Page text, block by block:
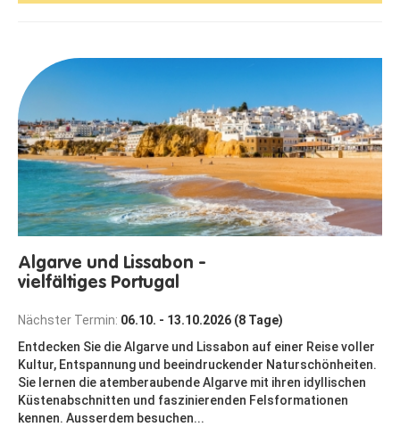
Algarve und Lissabon -
vielfältiges Portugal
Nächster Termin: 06.10. - 13.10.2026 (8 Tage)
Entdecken Sie die Algarve und Lissabon auf einer Reise voller
Kultur, Entspannung und beeindruckender Naturschönheiten.
Sie lernen die atemberaubende Algarve mit ihren idyllischen
Küstenabschnitten und faszinierenden Felsformationen
kennen. Ausserdem besuchen...